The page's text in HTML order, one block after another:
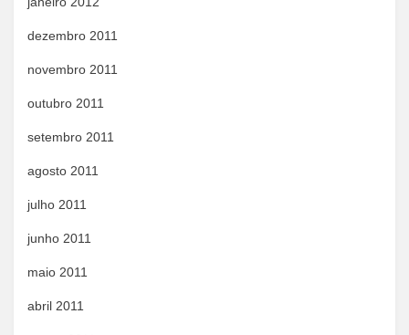
dezembro 2011
novembro 2011
outubro 2011
setembro 2011
agosto 2011
julho 2011
junho 2011
maio 2011
abril 2011